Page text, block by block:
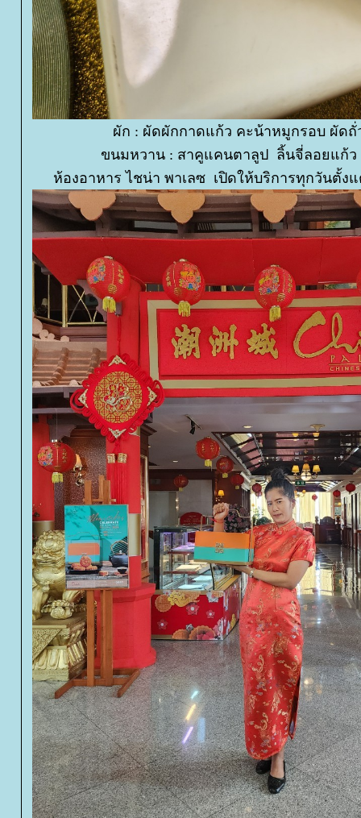
ผัก : ผัดผักกาดแก้ว คะน้าหมูกรอบ ผัดถั่
ขนมหวาน : สาคูแคนตาลูป ลิ้นจี่ลอยแก้
ห้องอาหาร ไชน่า พาเลซ เปิดให้บริการทุกวันตั้งแ